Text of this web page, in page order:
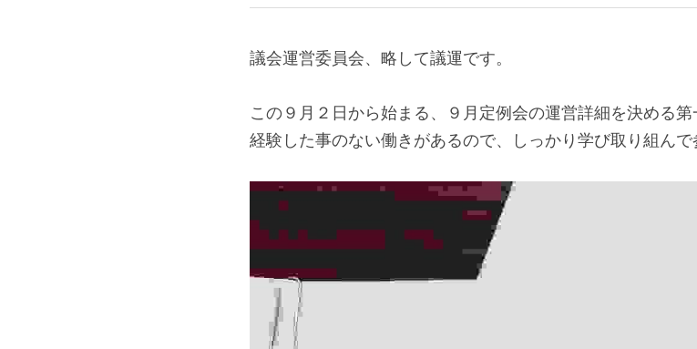
議会運営委員会、略して議運です。
この９月２日から始まる、９月定例会の運営詳細を決める
経験した事のない働きがあるので、しっかり学び取り組んで